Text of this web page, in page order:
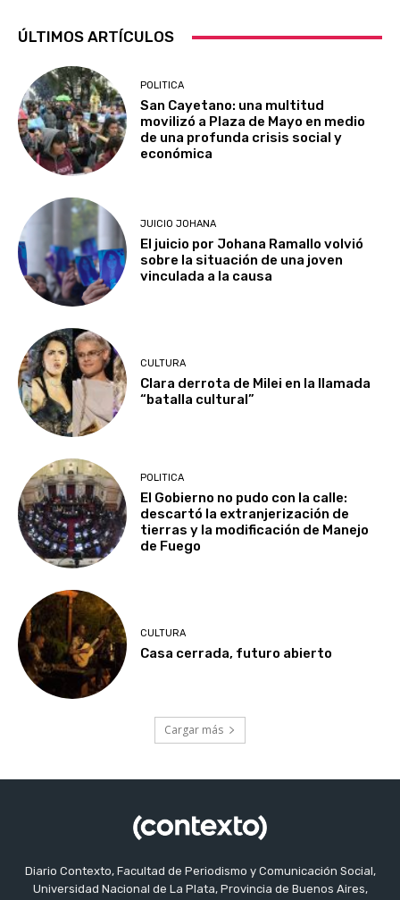
ÚLTIMOS ARTÍCULOS
POLITICA
San Cayetano: una multitud
movilizó a Plaza de Mayo en medio
de una profunda crisis social y
económica
JUICIO JOHANA
El juicio por Johana Ramallo volvió
sobre la situación de una joven
vinculada a la causa
CULTURA
Clara derrota de Milei en la llamada
“batalla cultural”
POLITICA
El Gobierno no pudo con la calle:
descartó la extranjerización de
tierras y la modificación de Manejo
de Fuego
CULTURA
Casa cerrada, futuro abierto
Cargar más
Diario Contexto, Facultad de Periodismo y Comunicación Social,
Universidad Nacional de La Plata, Provincia de Buenos Aires,